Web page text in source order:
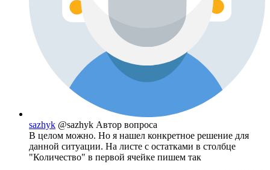
sazhyk @sazhyk Автор вопроса
В целом можно. Но я нашел конкретное решение для
данной ситуации. На листе с остатками в столбце
"Количество" в первой ячейке пишем так